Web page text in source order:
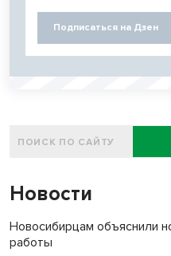
Подписаться на Дзен
Новости
Новосибирцам объяснили
работы